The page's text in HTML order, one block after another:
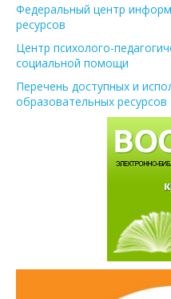
Федеральный центр
ресурсов
Центр психолого-
социальной помощи
Перечень доступных и
образовательных ресурсов